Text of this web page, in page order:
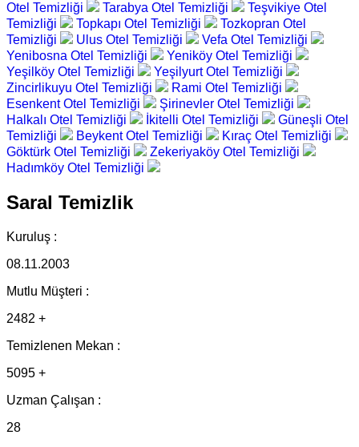
Otel Temizliği
Tarabya Otel Temizliği
Teşvikiye Otel
Temizliği
Topkapı Otel Temizliği
Tozkopran Otel
Temizliği
Ulus Otel Temizliği
Vefa Otel Temizliği
Yenibosna Otel Temizliği
Yeniköy Otel Temizliği
Yeşilköy Otel Temizliği
Yeşilyurt Otel Temizliği
Zincirlikuyu Otel Temizliği
Rami Otel Temizliği
Esenkent Otel Temizliği
Şirinevler Otel Temizliği
Halkalı Otel Temizliği
İkitelli Otel Temizliği
Güneşli Otel
Temizliği
Beykent Otel Temizliği
Kıraç Otel Temizliği
Göktürk Otel Temizliği
Zekeriyaköy Otel Temizliği
Hadımköy Otel Temizliği
Saral Temizlik
Kuruluş :
08.11.2003
Mutlu Müşteri :
2482 +
Temizlenen Mekan :
5095 +
Uzman Çalışan :
28